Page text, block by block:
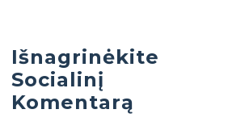
Išnagrinėkite
Socialinį
Komentarą